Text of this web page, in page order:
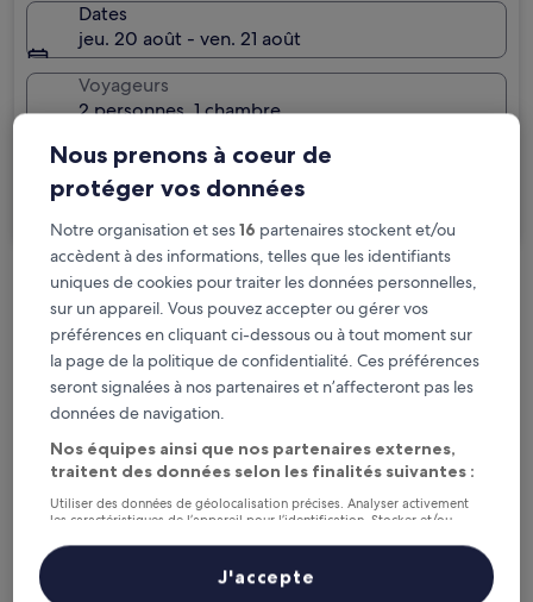
Dates
jeu. 20 août - ven. 21 août
Voyageurs
2 personnes, 1 chambre
Je voyage pour affaires
Options d’annulation gratuite en cas de
changement de programme
Gagnez des récompenses pour chaque
nuit séjournée
Économisez plus grâce aux Prix membres
Consultez les prix pour ces dates
Nous prenons à coeur de
protéger vos données
Notre organisation et ses16 partenaires stockent et/ou
accèdent à des informations, telles que les identifiants
uniques de cookies pour traiter les données personnelles,
sur un appareil. Vous pouvez accepter ou gérer vos
préférences en cliquant ci-dessous ou à tout moment sur
la page de la politique de confidentialité. Ces préférences
seront signalées à nos partenaires et n’affecteront pas les
données de navigation.
Nos équipes ainsi que nos partenaires externes,
traitent des données selon les finalités suivantes :
Utiliser des données de géolocalisation précises. Analyser activement
les caractéristiques de l’appareil pour l’identification. Stocker et/ou
personnalisés, mesure de performance des publicités et du contenu,
études d’audience et développement de services.
Liste de nos partenaires (fournisseurs)
J'accepte